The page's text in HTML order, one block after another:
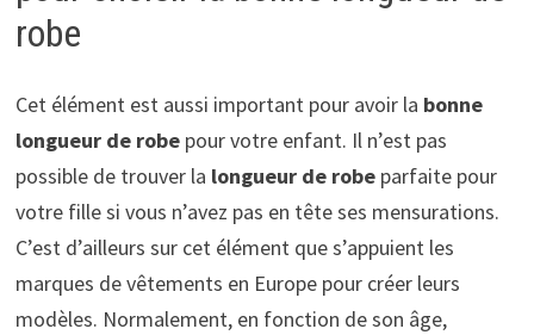
robe
Cet élément est aussi important pour avoir la bonne
longueur de robe pour votre enfant. Il n’est pas
possible de trouver la longueur de robe parfaite pour
votre fille si vous n’avez pas en tête ses mensurations.
C’est d’ailleurs sur cet élément que s’appuient les
marques de vêtements en Europe pour créer leurs
modèles. Normalement, en fonction de son âge,